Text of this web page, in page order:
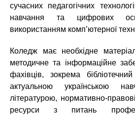
сучасних педагогічних
навчання та цифрових
використанням комп’ютерної
Коледж має необхідне
методичне та інформаційне
фахівців, зокрема
актуальною українською
літературою, нормативно-
ресурси з питань